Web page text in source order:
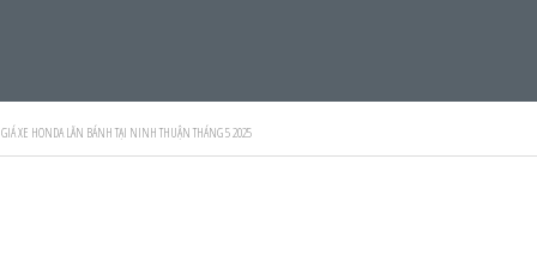
GIÁ XE HONDA LĂN BÁNH TẠI NINH THUẬN THÁNG 5 2025